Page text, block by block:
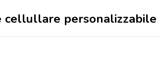
cellullare personalizzabile